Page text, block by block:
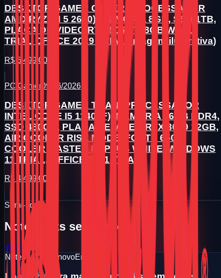
DESKTOP GAMER CYBER (PROCESSADOR
AMD RYZEN 5 2600), MEMORIA 8GB, SSD 1TB,
PLACA DE VIDEO RTX 5060 TI 8GB WIN 11
TRIAL OFFICE 2019 TRIAL (imagem ilustrativa)
R$ 5.499,00
PC Gamer 09/06/2026
DESKTOP GAMER TITAN (PROCESSADOR
INTEL CORE I5 11400F), MEMÓRIA 16GB DDR4,
SSD 480GB, PLACA DE VÍDEO RTX 3060 12GB,
AIR COOLER RISE MODE, FONTE 650W
COOLER MASTER 80 PLUS WHITE, WINDOWS
11 TRIAL, OFFICE 2021 TRIAL
R$ 4.499,00
Semi-novo
Notebooks seminovos
Ver mais
Notebook seminovoEm breve